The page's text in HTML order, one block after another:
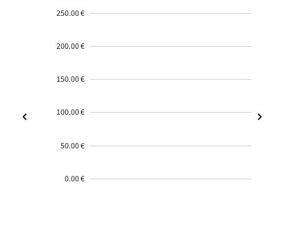
250.00 €
200.00 €
150.00 €
100.00 €
50.00 €
0.00 €